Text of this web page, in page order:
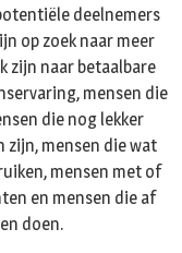
deelnemers
op zoek naar meer
zijn naar betaalbare
mensen die
die nog lekker
zijn, mensen die wat
mensen met of
en mensen die af
doen.